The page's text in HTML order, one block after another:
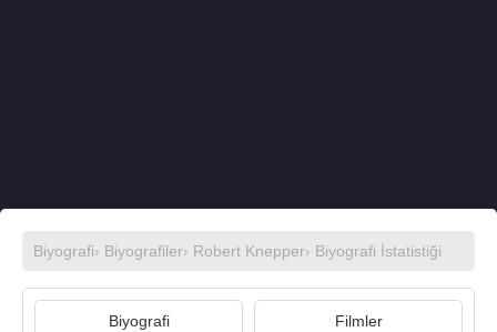
Biyografi› Biyografiler› Robert Knepper› Biyografi İstatistiği
Biyografi Filmler